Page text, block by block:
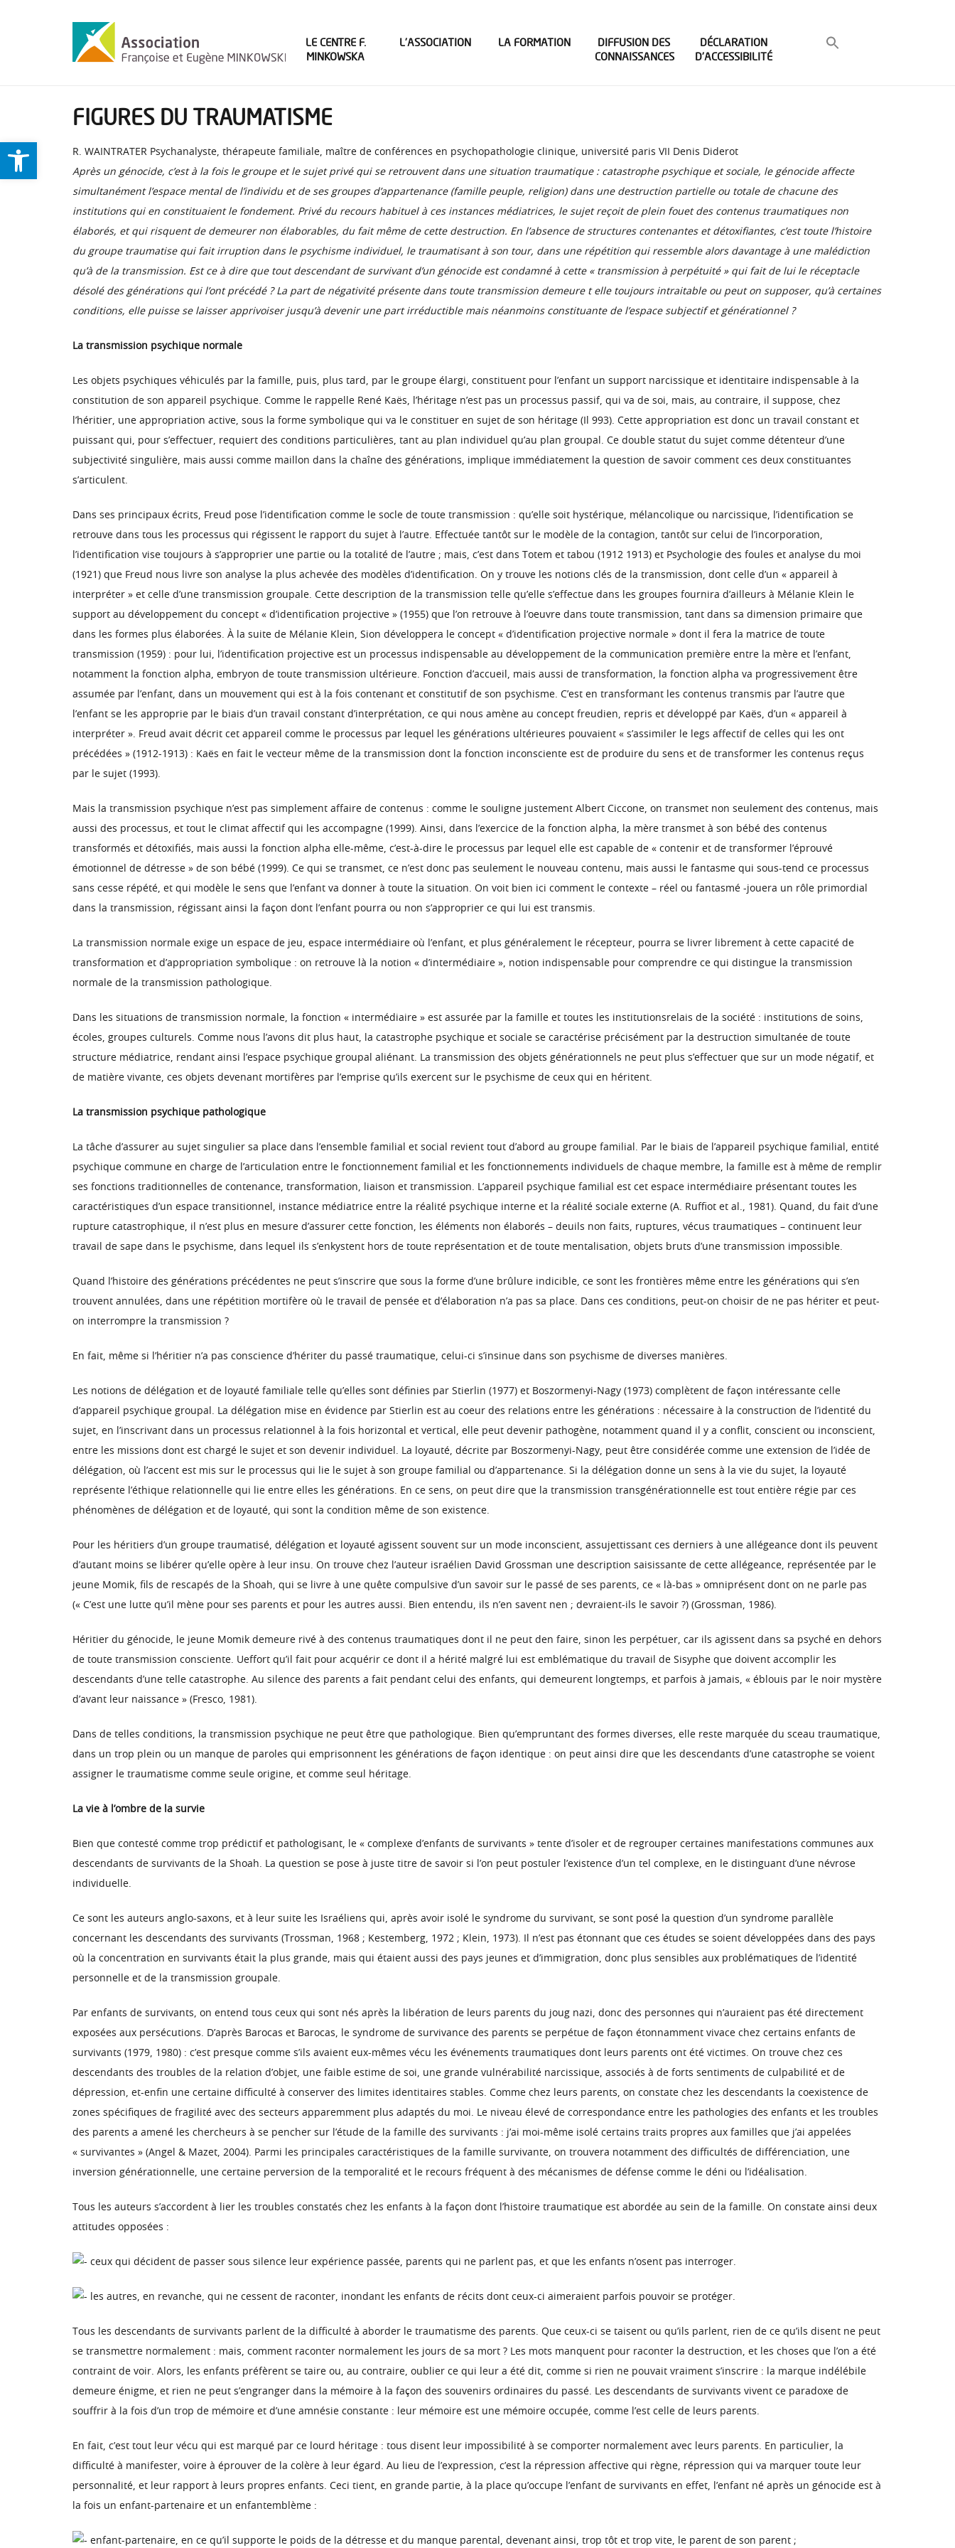
LE CENTRE F.
MINKOWSKA
L’ASSOCIATION LA FORMATION
DIFFUSION DES
CONNAISSANCES
DÉCLARATION
D’ACCESSIBILITÉ
FIGURES DU TRAUMATISME
R. WAINTRATER Psychanalyste, thérapeute familiale, maître de conférences en psychopathologie clinique, université paris VII Denis Diderot
Après un génocide, c’est à la fois le groupe et le sujet privé qui se retrouvent dans une situation traumatique : catastrophe psychique et sociale, le génocide affecte
simultanément l’espace mental de l’individu et de ses groupes d’appartenance (famille peuple, religion) dans une destruction partielle ou totale de chacune des
institutions qui en constituaient le fondement. Privé du recours habituel à ces instances médiatrices, le sujet reçoit de plein fouet des contenus traumatiques non
élaborés, et qui risquent de demeurer non élaborables, du fait même de cette destruction. En l’absence de structures contenantes et détoxifiantes, c’est toute l’histoire
du groupe traumatise qui fait irruption dans le psychisme individuel, le traumatisant à son tour, dans une répétition qui ressemble alors davantage à une malédiction
qu’à de la transmission. Est ce à dire que tout descendant de survivant d’un génocide est condamné à cette « transmission à perpétuité » qui fait de lui le réceptacle
désolé des générations qui l’ont précédé ? La part de négativité présente dans toute transmission demeure t elle toujours intraitable ou peut on supposer, qu’à certaines
conditions, elle puisse se laisser apprivoiser jusqu’à devenir une part irréductible mais néanmoins constituante de l’espace subjectif et générationnel ?
La transmission psychique normale
Les objets psychiques véhiculés par la famille, puis, plus tard, par le groupe élargi, constituent pour l’enfant un support narcissique et identitaire indispensable à la
constitution de son appareil psychique. Comme le rappelle René Kaës, l’héritage n’est pas un processus passif, qui va de soi, mais, au contraire, il suppose, chez
l’héritier, une appropriation active, sous la forme symbolique qui va le constituer en sujet de son héritage (Il 993). Cette appropriation est donc un travail constant et
puissant qui, pour s’effectuer, requiert des conditions particulières, tant au plan individuel qu’au plan groupal. Ce double statut du sujet comme détenteur d’une
subjectivité singulière, mais aussi comme maillon dans la chaîne des générations, implique immédiatement la question de savoir comment ces deux constituantes
s’articulent.
Dans ses principaux écrits, Freud pose l’identification comme le socle de toute transmission : qu’elle soit hystérique, mélancolique ou narcissique, l’identification se
retrouve dans tous les processus qui régissent le rapport du sujet à l’autre. Effectuée tantôt sur le modèle de la contagion, tantôt sur celui de l’incorporation,
l’identification vise toujours à s’approprier une partie ou la totalité de l’autre ; mais, c’est dans Totem et tabou (1912 1913) et Psychologie des foules et analyse du moi
(1921) que Freud nous livre son analyse la plus achevée des modèles d’identification. On y trouve les notions clés de la transmission, dont celle d’un « appareil à
interpréter » et celle d’une transmission groupale. Cette description de la transmission telle qu’elle s’effectue dans les groupes fournira d’ailleurs à Mélanie Klein le
support au développement du concept « d’identification projective » (1955) que l’on retrouve à l’oeuvre dans toute transmission, tant dans sa dimension primaire que
dans les formes plus élaborées. À la suite de Mélanie Klein, Sion développera le concept « d’identification projective normale » dont il fera la matrice de toute
transmission (1959) : pour lui, l’identification projective est un processus indispensable au développement de la communication première entre la mère et l’enfant,
notamment la fonction alpha, embryon de toute transmission ultérieure. Fonction d’accueil, mais aussi de transformation, la fonction alpha va progressivement être
assumée par l’enfant, dans un mouvement qui est à la fois contenant et constitutif de son psychisme. C’est en transformant les contenus transmis par l’autre que
l’enfant se les approprie par le biais d’un travail constant d’interprétation, ce qui nous amène au concept freudien, repris et développé par Kaës, d’un « appareil à
interpréter ». Freud avait décrit cet appareil comme le processus par lequel les générations ultérieures pouvaient « s’assimiler le legs affectif de celles qui les ont
précédées » (1912-1913) : Kaës en fait le vecteur même de la transmission dont la fonction inconsciente est de produire du sens et de transformer les contenus reçus
par le sujet (1993).
Mais la transmission psychique n’est pas simplement affaire de contenus : comme le souligne justement Albert Ciccone, on transmet non seulement des contenus, mais
aussi des processus, et tout le climat affectif qui les accompagne (1999). Ainsi, dans l’exercice de la fonction alpha, la mère transmet à son bébé des contenus
transformés et détoxifiés, mais aussi la fonction alpha elle-même, c’est-à-dire le processus par lequel elle est capable de « contenir et de transformer l’éprouvé
émotionnel de détresse » de son bébé (1999). Ce qui se transmet, ce n’est donc pas seulement le nouveau contenu, mais aussi le fantasme qui sous-tend ce processus
sans cesse répété, et qui modèle le sens que l’enfant va donner à toute la situation. On voit bien ici comment le contexte – réel ou fantasmé -jouera un rôle primordial
dans la transmission, régissant ainsi la façon dont l’enfant pourra ou non s’approprier ce qui lui est transmis.
La transmission normale exige un espace de jeu, espace intermédiaire où l’enfant, et plus généralement le récepteur, pourra se livrer librement à cette capacité de
transformation et d’appropriation symbolique : on retrouve là la notion « d’intermédiaire », notion indispensable pour comprendre ce qui distingue la transmission
normale de la transmission pathologique.
Dans les situations de transmission normale, la fonction « intermédiaire » est assurée par la famille et toutes les institutionsrelais de la société : institutions de soins,
écoles, groupes culturels. Comme nous l’avons dit plus haut, la catastrophe psychique et sociale se caractérise précisément par la destruction simultanée de toute
structure médiatrice, rendant ainsi l’espace psychique groupal aliénant. La transmission des objets générationnels ne peut plus s’effectuer que sur un mode négatif, et
de matière vivante, ces objets devenant mortifères par l’emprise qu’ils exercent sur le psychisme de ceux qui en héritent.
La transmission psychique pathologique
La tâche d’assurer au sujet singulier sa place dans l’ensemble familial et social revient tout d’abord au groupe familial. Par le biais de l’appareil psychique familial, entité
psychique commune en charge de l’articulation entre le fonctionnement familial et les fonctionnements individuels de chaque membre, la famille est à même de remplir
ses fonctions traditionnelles de contenance, transformation, liaison et transmission. L’appareil psychique familial est cet espace intermédiaire présentant toutes les
caractéristiques d’un espace transitionnel, instance médiatrice entre la réalité psychique interne et la réalité sociale externe (A. Ruffiot et al., 1981). Quand, du fait d’une
rupture catastrophique, il n’est plus en mesure d’assurer cette fonction, les éléments non élaborés – deuils non faits, ruptures, vécus traumatiques – continuent leur
travail de sape dans le psychisme, dans lequel ils s’enkystent hors de toute représentation et de toute mentalisation, objets bruts d’une transmission impossible.
Quand l’histoire des générations précédentes ne peut s’inscrire que sous la forme d’une brûlure indicible, ce sont les frontières même entre les générations qui s’en
trouvent annulées, dans une répétition mortifère où le travail de pensée et d’élaboration n’a pas sa place. Dans ces conditions, peut-on choisir de ne pas hériter et peut-
on interrompre la transmission ?
En fait, même si l’héritier n’a pas conscience d’hériter du passé traumatique, celui-ci s’insinue dans son psychisme de diverses manières.
Les notions de délégation et de loyauté familiale telle qu’elles sont définies par Stierlin (1977) et Boszormenyi-Nagy (1973) complètent de façon intéressante celle
d’appareil psychique groupal. La délégation mise en évidence par Stierlin est au coeur des relations entre les générations : nécessaire à la construction de l’identité du
sujet, en l’inscrivant dans un processus relationnel à la fois horizontal et vertical, elle peut devenir pathogène, notamment quand il y a conflit, conscient ou inconscient,
entre les missions dont est chargé le sujet et son devenir individuel. La loyauté, décrite par Boszormenyi-Nagy, peut être considérée comme une extension de l’idée de
délégation, où l’accent est mis sur le processus qui lie le sujet à son groupe familial ou d’appartenance. Si la délégation donne un sens à la vie du sujet, la loyauté
représente l’éthique relationnelle qui lie entre elles les générations. En ce sens, on peut dire que la transmission transgénérationnelle est tout entière régie par ces
phénomènes de délégation et de loyauté, qui sont la condition même de son existence.
Pour les héritiers d’un groupe traumatisé, délégation et loyauté agissent souvent sur un mode inconscient, assujettissant ces derniers à une allégeance dont ils peuvent
d’autant moins se libérer qu’elle opère à leur insu. On trouve chez l’auteur israélien David Grossman une description saisissante de cette allégeance, représentée par le
jeune Momik, fils de rescapés de la Shoah, qui se livre à une quête compulsive d’un savoir sur le passé de ses parents, ce « là-bas » omniprésent dont on ne parle pas
(« C’est une lutte qu’il mène pour ses parents et pour les autres aussi. Bien entendu, ils n’en savent nen ; devraient-ils le savoir ?) (Grossman, 1986).
Héritier du génocide, le jeune Momik demeure rivé à des contenus traumatiques dont il ne peut den faire, sinon les perpétuer, car ils agissent dans sa psyché en dehors
de toute transmission consciente. Ueffort qu’il fait pour acquérir ce dont il a hérité malgré lui est emblématique du travail de Sisyphe que doivent accomplir les
descendants d’une telle catastrophe. Au silence des parents a fait pendant celui des enfants, qui demeurent longtemps, et parfois à jamais, « éblouis par le noir mystère
d’avant leur naissance » (Fresco, 1981).
Dans de telles conditions, la transmission psychique ne peut être que pathologique. Bien qu’empruntant des formes diverses, elle reste marquée du sceau traumatique,
dans un trop plein ou un manque de paroles qui emprisonnent les générations de façon identique : on peut ainsi dire que les descendants d’une catastrophe se voient
assigner le traumatisme comme seule origine, et comme seul héritage.
La vie à l’ombre de la survie
Bien que contesté comme trop prédictif et pathologisant, le « complexe d’enfants de survivants » tente d’isoler et de regrouper certaines manifestations communes aux
descendants de survivants de la Shoah. La question se pose à juste titre de savoir si l’on peut postuler l’existence d’un tel complexe, en le distinguant d’une névrose
individuelle.
Ce sont les auteurs anglo-saxons, et à leur suite les Israéliens qui, après avoir isolé le syndrome du survivant, se sont posé la question d’un syndrome parallèle
concernant les descendants des survivants (Trossman, 1968 ; Kestemberg, 1972 ; Klein, 1973). Il n’est pas étonnant que ces études se soient développées dans des pays
où la concentration en survivants était la plus grande, mais qui étaient aussi des pays jeunes et d’immigration, donc plus sensibles aux problématiques de l’identité
personnelle et de la transmission groupale.
Par enfants de survivants, on entend tous ceux qui sont nés après la libération de leurs parents du joug nazi, donc des personnes qui n’auraient pas été directement
exposées aux persécutions. D’après Barocas et Barocas, le syndrome de survivance des parents se perpétue de façon étonnamment vivace chez certains enfants de
survivants (1979, 1980) : c’est presque comme s’ils avaient eux-mêmes vécu les événements traumatiques dont leurs parents ont été victimes. On trouve chez ces
descendants des troubles de la relation d’objet, une faible estime de soi, une grande vulnérabilité narcissique, associés à de forts sentiments de culpabilité et de
dépression, et-enfin une certaine difficulté à conserver des limites identitaires stables. Comme chez leurs parents, on constate chez les descendants la coexistence de
zones spécifiques de fragilité avec des secteurs apparemment plus adaptés du moi. Le niveau élevé de correspondance entre les pathologies des enfants et les troubles
des parents a amené les chercheurs à se pencher sur l’étude de la famille des survivants : j’ai moi-même isolé certains traits propres aux familles que j’ai appelées
« survivantes » (Angel & Mazet, 2004). Parmi les principales caractéristiques de la famille survivante, on trouvera notamment des difficultés de différenciation, une
inversion générationnelle, une certaine perversion de la temporalité et le recours fréquent à des mécanismes de défense comme le déni ou l’idéalisation.
Tous les auteurs s’accordent à lier les troubles constatés chez les enfants à la façon dont l’histoire traumatique est abordée au sein de la famille. On constate ainsi deux
attitudes opposées :
ceux qui décident de passer sous silence leur expérience passée, parents qui ne parlent pas, et que les enfants n’osent pas interroger.
les autres, en revanche, qui ne cessent de raconter, inondant les enfants de récits dont ceux-ci aimeraient parfois pouvoir se protéger.
Tous les descendants de survivants parlent de la difficulté à aborder le traumatisme des parents. Que ceux-ci se taisent ou qu’ils parlent, rien de ce qu’ils disent ne peut
se transmettre normalement : mais, comment raconter normalement les jours de sa mort ? Les mots manquent pour raconter la destruction, et les choses que l’on a été
contraint de voir. Alors, les enfants préfèrent se taire ou, au contraire, oublier ce qui leur a été dit, comme si rien ne pouvait vraiment s’inscrire : la marque indélébile
demeure énigme, et rien ne peut s’engranger dans la mémoire à la façon des souvenirs ordinaires du passé. Les descendants de survivants vivent ce paradoxe de
souffrir à la fois d’un trop de mémoire et d’une amnésie constante : leur mémoire est une mémoire occupée, comme l’est celle de leurs parents.
En fait, c’est tout leur vécu qui est marqué par ce lourd héritage : tous disent leur impossibilité à se comporter normalement avec leurs parents. En particulier, la
difficulté à manifester, voire à éprouver de la colère à leur égard. Au lieu de l’expression, c’est la répression affective qui règne, répression qui va marquer toute leur
personnalité, et leur rapport à leurs propres enfants. Ceci tient, en grande partie, à la place qu’occupe l’enfant de survivants en effet, l’enfant né après un génocide est à
la fois un enfant-partenaire et un enfantemblème :
enfant-partenaire, en ce qu’il supporte le poids de la détresse et du manque parental, devenant ainsi, trop tôt et trop vite, le parent de son parent ;
Ouvrir la barre d’outils